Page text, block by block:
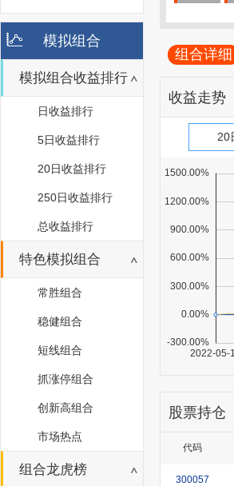
模拟组合
模拟组合收益排行
日收益排行
5日收益排行
20日收益排行
250日收益排行
总收益排行
特色模拟组合
常胜组合
稳健组合
短线组合
抓涨停组合
创新高组合
市场热点
组合龙虎榜
组合详细
收益走势
20
股票持仓
代码
300057